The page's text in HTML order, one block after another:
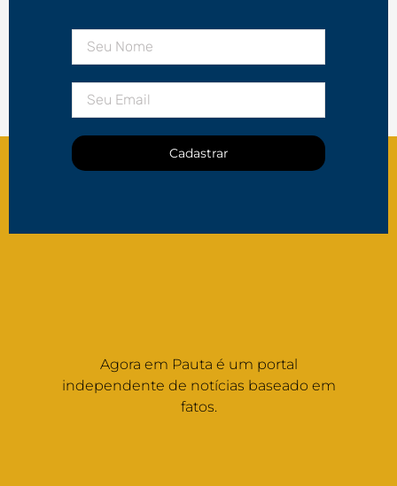
Cadastrar
Agora em Pauta é um portal
independente de notícias baseado em
fatos.